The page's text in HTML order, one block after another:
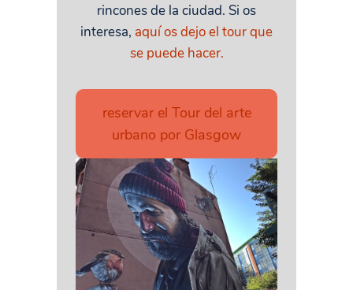
rincones de la ciudad. Si os
interesa, aquí os dejo el tour que
se puede hacer.
reservar el Tour del arte
urbano por Glasgow